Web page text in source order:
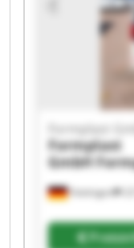
Hattingen
Formplast
Formplast
GmbH